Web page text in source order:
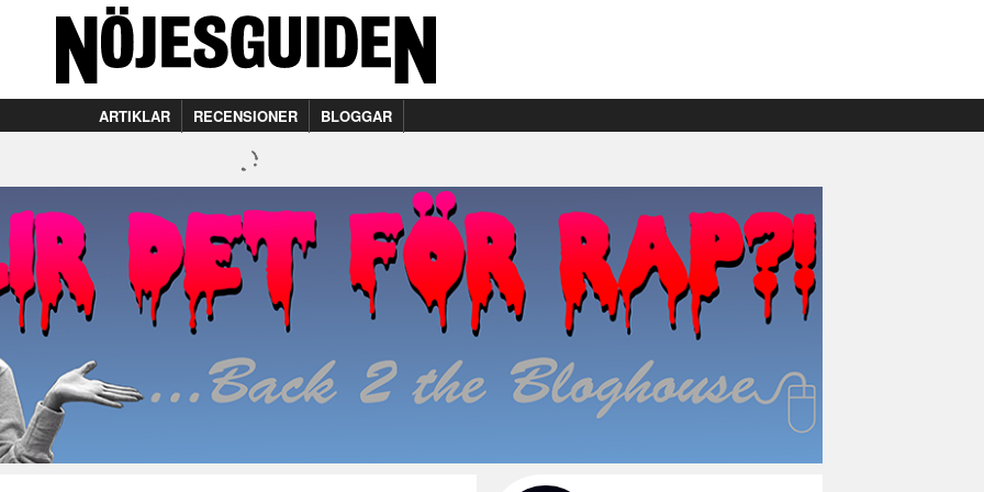
ARTIKLAR RECENSIONER BLOGGAR